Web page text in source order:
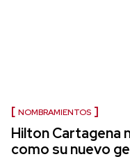
NOMBRAMIENTOS
Hilton Cartagena
como su nuevo